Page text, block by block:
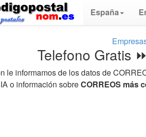
España
Telefono Gratis
le informamos de los datos de
o información sobreCORREOS más